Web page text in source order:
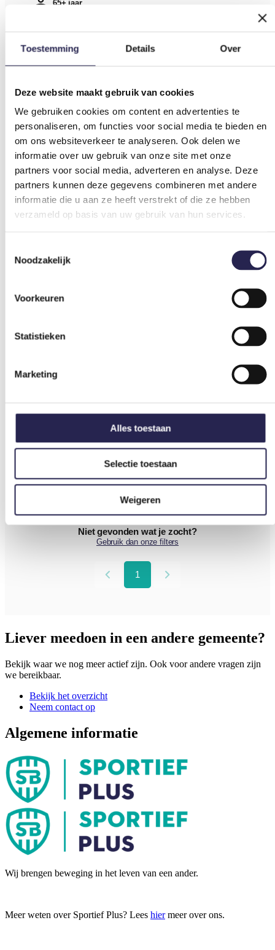
Toestemming Details Over
Deze website maakt gebruik van cookies
We gebruiken cookies om content en advertenties te
personaliseren, om functies voor social media te bieden en
om ons websiteverkeer te analyseren. Ook delen we
informatie over uw gebruik van onze site met onze
partners voor social media, adverteren en analyse. Deze
partners kunnen deze gegevens combineren met andere
informatie die u aan ze heeft verstrekt of die ze hebben
verzameld op basis van uw gebruik van hun services.
Noodzakelijk
Voorkeuren
Statistieken
Marketing
Alles toestaan
Selectie toestaan
Weigeren
Liever meedoen in een andere gemeente?
Bekijk waar we nog meer actief zijn. Ook voor andere vragen zijn
we bereikbaar.
Bekijk het overzicht
Neem contact op
Algemene informatie
Wij brengen beweging in het leven van een ander.
Meer weten over Sportief Plus? Lees hiermeer over ons.